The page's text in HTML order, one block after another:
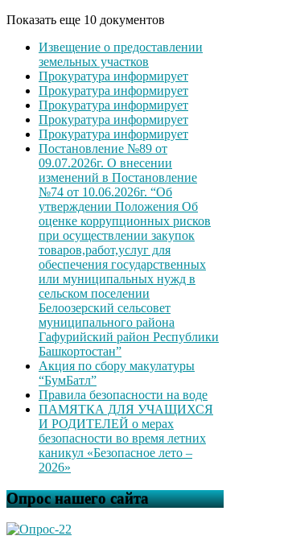
Показать еще 10 документов
Извещение о предоставлении
земельных участков
Прокуратура информирует
Прокуратура информирует
Прокуратура информирует
Прокуратура информирует
Прокуратура информирует
Постановление №89 от
09.07.2026г. О внесении
изменений в Постановление
№74 от 10.06.2026г. “Об
утверждении Положения Об
оценке коррупционных рисков
при осуществлении закупок
товаров,работ,услуг для
обеспечения государственных
или муниципальных нужд в
сельском поселении
Белоозерский сельсовет
муниципального района
Гафурийский район Республики
Башкортостан”
Акция по сбору макулатуры
“БумБатл”
Правила безопасности на воде
ПАМЯТКА ДЛЯ УЧАЩИХСЯ
И РОДИТЕЛЕЙ о мерах
безопасности во время летних
каникул «Безопасное лето –
2026»
Опрос нашего сайта